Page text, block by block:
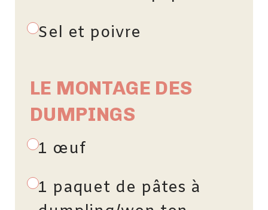
Sel et poivre
LE MONTAGE DES
DUMPINGS
1 œuf
1 paquet de pâtes à